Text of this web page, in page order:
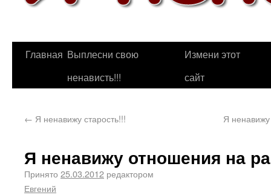
Главная Выплесни свою
ненависть!!!
Измени этот
сайт
← Я ненавижу старость!!! Я
Я ненавижу отношения на
Принято 25.03.2012 редактором
Евгений